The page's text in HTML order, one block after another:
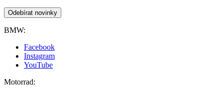
Odebírat novinky
BMW:
Facebook
Instagram
YouTube
Motorrad: